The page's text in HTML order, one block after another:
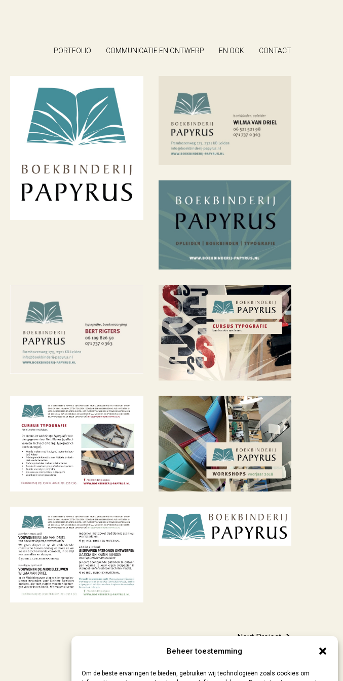
Beheer toestemming
Om de beste ervaringen te bieden, gebruiken wij technologieën zoals cookies om
PORTFOLIO COMMUNICATIE EN ONTWERP EN OOK CONTACT
Next Project